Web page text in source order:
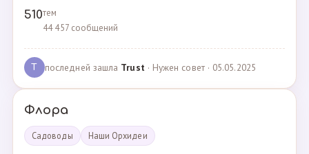
510тем
44 457 сообщений
T последней зашла Trust · Нужен совет · 05.05.2025
Флора
Садоводы Наши Орхидеи